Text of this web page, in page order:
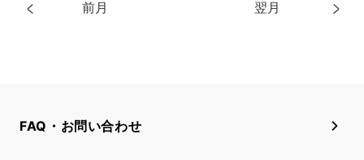
前月 翌月
FAQ・お問い合わせ